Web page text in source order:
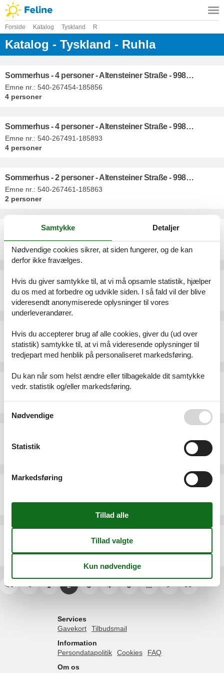
Forside Katalog Tyskland R
Katalog - Tyskland - Ruhla
Sommerhus - 4 personer - Altensteiner Straße - 99842 - Ruhla
Emne nr.: 540-267454-185856
4 personer
Sommerhus - 4 personer - Altensteiner Straße - 99842 - Ruhla
Emne nr.: 540-267491-185893
4 personer
Sommerhus - 2 personer - Altensteiner Straße - 99842 - Ruhla
Emne nr.: 540-267461-185863
2 personer
Emne nr.:136-DTH675
4 personer
Sommerhus - 6 personer - Altensteiner Straße - 99842 - Ruhla
Emne nr.:136-DTH694
6 personer
Sommerhus - 2 personer - Altensteiner Straße - 99842 - Ruhla
Emne nr.:136-DTH690
2 personer
Sommerhus - 4 personer - Altensteiner Straße - 99842 - Ruhla
Emne nr.:540-267448-185850
Sommerhus - 2 personer - Altensteiner Straße - 99842 - Ruhla
2 personer
4 personer
<< < 1 2 3 4 5 ... > >>
Services
Gavekort
Tilbudsmail
Information
Persondatapolitik
Cookies
FAQ
Om os
Samtykke Detaljer
Nødvendige cookies sikrer, at siden fungerer, og de kan
derfor ikke fravælges.
Hvis du giver samtykke til, at vi må opsamle statistik, hjælper
du os med at forbedre og udvikle siden. I så fald vil der blive
videresendt anonymiserede oplysninger til vores
underleverandører.
Hvis du accepterer brug af alle cookies, giver du (ud over
statistik) samtykke til, at vi må videresende oplysninger til
tredjepart med henblik på personaliseret markedsføring.
Du kan når som helst ændre eller tilbagekalde dit samtykke
vedr. statistik og/eller markedsføring.
Nødvendige
Statistik
Markedsføring